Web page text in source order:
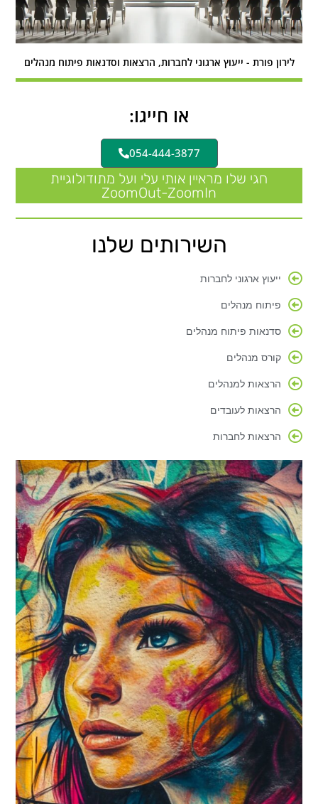
לירון פורת - ייעוץ ארגוני לחברות, הרצאות וסדנאות פיתוח מנהלים
או חייגו:
054-444-3877
חגי שלו מראיין אותי עלי ועל מתודולוגיית
ZoomOut-ZoomIn
השירותים שלנו
ייעוץ ארגוני לחברות
פיתוח מנהלים
סדנאות פיתוח מנהלים
קורס מנהלים
הרצאות למנהלים
הרצאות לעובדים
הרצאות לחברות